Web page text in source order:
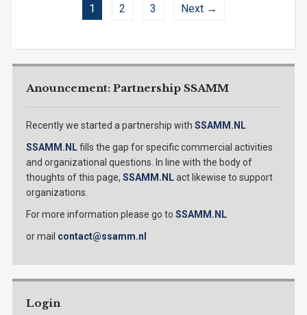
Anouncement: Partnership SSAMM
Recently we started a partnership with SSAMM.NL
SSAMM.NLfills the gap for specific commercial activities
and organizational questions. In line with the body of
thoughts of this page, SSAMM.NLact likewise to support
organizations.
For more information please go to SSAMM.NL
or mail contact@ssamm.nl
Login
1 2 3 Next →